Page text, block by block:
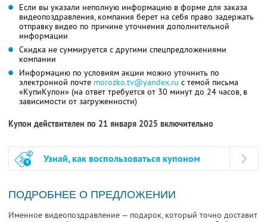
Если вы указали неполную информацию в форме для заказа
видеопоздравления, компания берет на себя право задержать
отправку видео по причине уточнения дополнительной
информации
Скидка не суммируется с другими спецпредложениями
компании
Информацию по условиям акции можно уточнить по
электронной почте morozko.tv@yandex.ru с темой письма
«КупиКупон» (на ответ требуется от 30 минут до 24 часов, в
зависимости от загруженности)
Купон действителен по 21 января 2025 включительно
Узнай, как воспользоваться купоном
ПОДРОБНЕЕ О ПРЕДЛОЖЕНИИ
Именное видеопоздравление — подарок, который точно доставит